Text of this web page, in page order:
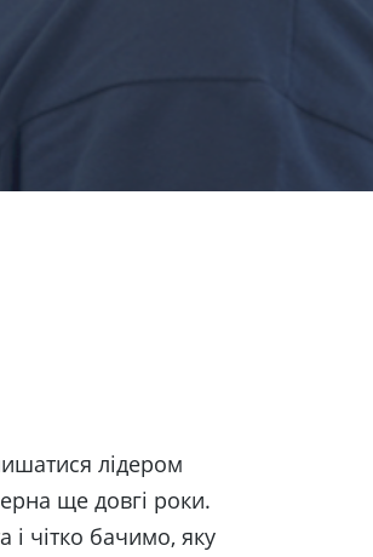
лідером
ще довгі роки.
чітко бачимо, яку